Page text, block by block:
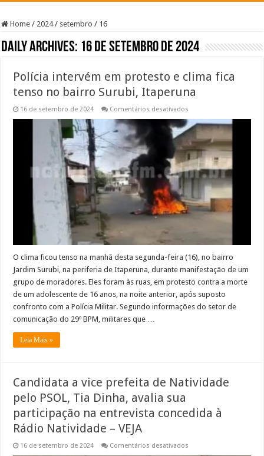
Home / 2024 / setembro / 16
Daily Archives: 16 de setembro de 2024
Polícia intervém em protesto e clima fica
tenso no bairro Surubi, Itaperuna
16 de setembro de 2024 Comentários desativados
intervém
em
protesto
e
clima
fica
tenso
no
bairro
Itaperuna
O clima ficou tenso na manhã desta segunda-feira (16), no bairro
Jardim Surubi, na periferia de Itaperuna, durante manifestação de um
grupo de moradores. Eles foram às ruas, em protesto contra a morte
de um adolescente de 16 anos, na noite anterior, após suposto
confronto com a Polícia Militar. Segundo informações do setor de
comunicação do 29º BPM, militares que …
Leia Mais »
Candidata a vice prefeita de Natividade
pelo PSOL, Tia Dinha, avalia sua
participação na entrevista concedida à
Rádio Natividade – VEJA
16 de setembro de 2024 Comentários desativados